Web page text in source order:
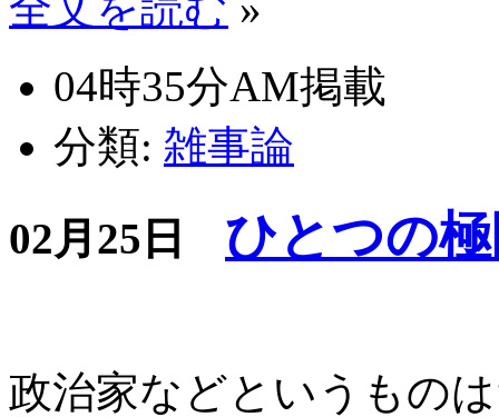
04時35分AM掲載
分類: 雑事論
02月25日
ひとつの
政治家などというもの